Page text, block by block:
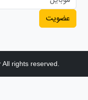
عضویت
rights reserved.